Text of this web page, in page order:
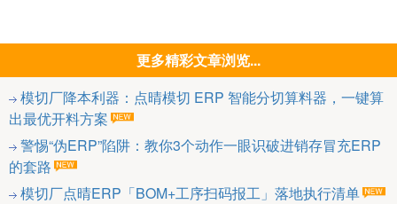
更多精彩文章浏览...
模切厂降本利器：点晴模切 ERP 智能分切算料器，一键算
出最优开料方案
警惕“伪ERP”陷阱：教你3个动作一眼识破进销存冒充ERP
的套路
模切厂点晴ERP「BOM+工序扫码报工」落地执行清单